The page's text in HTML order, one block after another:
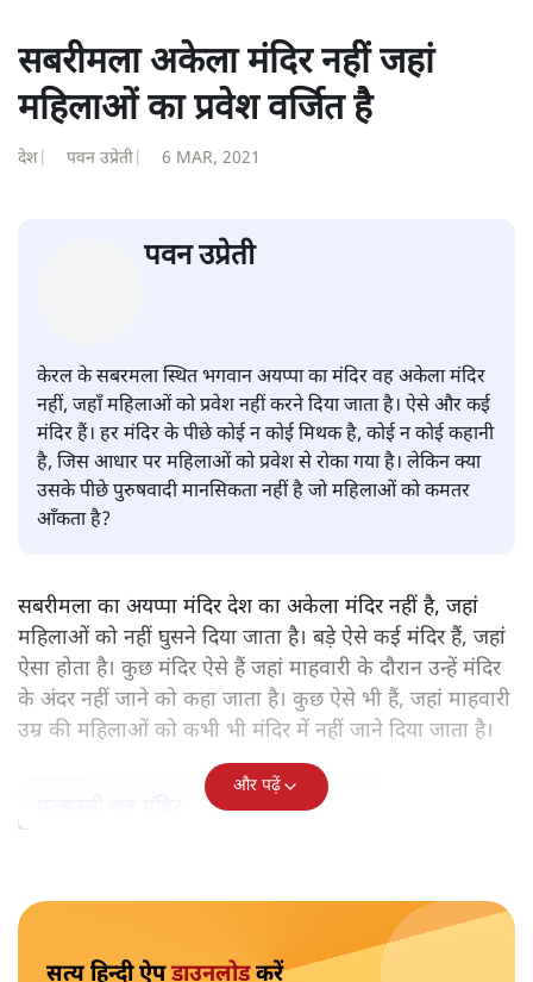
सबरीमला अकेला मंदिर नहीं जहां
महिलाओं का प्रवेश वर्जित है
देश पवन उप्रेती 6 MAR, 2021
केरल के सबरमला स्थित भगवान अयप्पा का मंदिर वह अकेला मंदिर
नहीं, जहाँ महिलाओं को प्रवेश नहीं करने दिया जाता है। ऐसे और कई
मंदिर हैं। हर मंदिर के पीछे कोई न कोई मिथक है, कोई न कोई कहानी
है, जिस आधार पर महिलाओं को प्रवेश से रोका गया है। लेकिन क्या
उसके पीछे पुरुषवादी मानसिकता नहीं है जो महिलाओं को कमतर
सबरीमला का अयप्पा मंदिर देश का अकेला मंदिर नहीं है, जहां
महिलाओं को नहीं घुसने दिया जाता है। बड़े ऐसे कई मंदिर हैं, जहां